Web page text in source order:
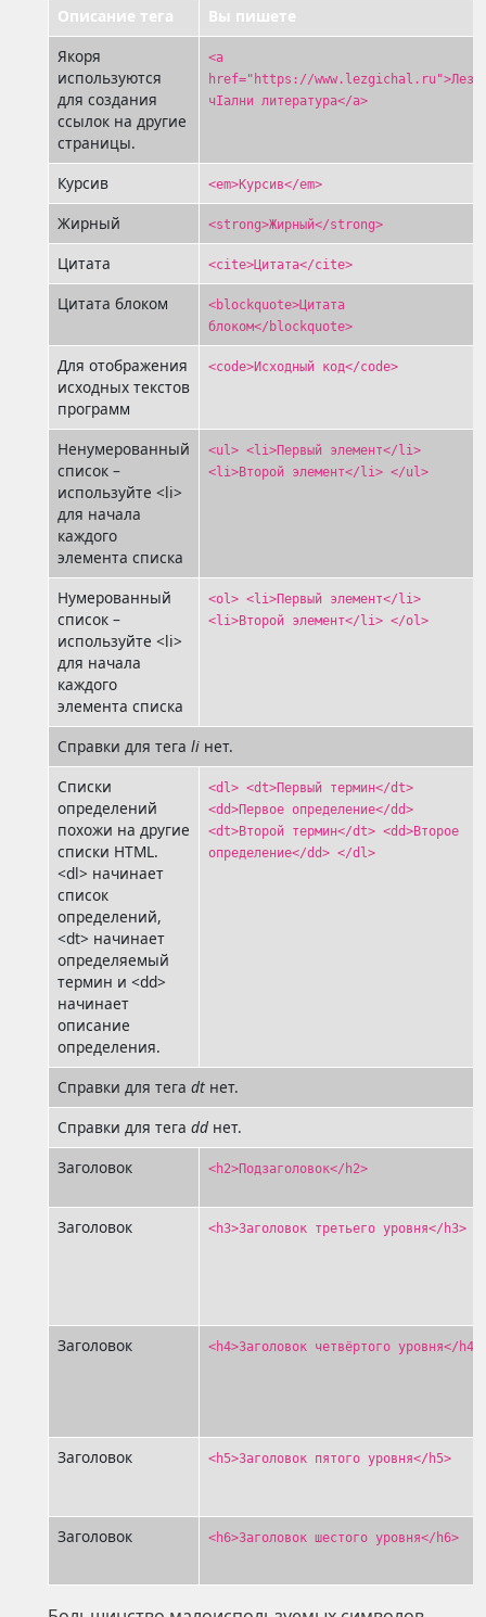
Описание тега
Вы пишете
Якоря
используются
для создания
ссылок на другие
страницы.
<a
href="https://
чIални литература</a>
Курсив <em>Курсив</em>
Жирный <strong>Жирный</strong>
Цитата <cite>Цитата</cite>
Цитата блоком
<blockquote>Цитата
блоком</blockquote>
Для отображения
исходных текстов
программ
<code>Исходный код</code>
Ненумерованный
список –
используйте <li>
для начала
каждого
элемента списка
<ul> <li>Первый элемент</li>
<li>Второй элемент</li> </ul>
Нумерованный
список –
используйте <li>
для начала
каждого
элемента списка
<ol> <li>Первый элемент</li>
<li>Второй элемент</li> </ol>
Справки для тега li нет.
Списки
определений
похожи на другие
списки HTML.
<dl> начинает
список
определений,
<dt> начинает
определяемый
термин и <dd>
начинает
описание
определения.
<dl> <dt>Первый термин</dt>
<dd>Первое определение</dd>
<dt>Второй термин</dt> <dd>Второе
определение</dd> </dl>
Справки для тега dt нет.
Справки для тега dd нет.
Заголовок
<h2>Подзаголовок</h2>
Заголовок <h3>Заголовок третьего уровня</h3>
Заголовок <h4>Заголовок четвёртого уровня</h4>
Заголовок <h5>Заголовок пятого уровня</h5>
Заголовок <h6>Заголовок шестого уровня</h6>